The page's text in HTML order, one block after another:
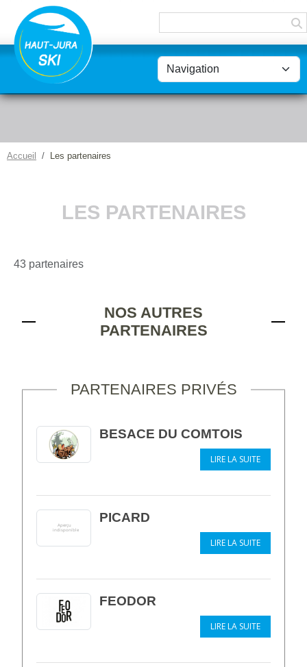
Accueil Les partenaires
LES PARTENAIRES
43 partenaires
NOS AUTRES
PARTENAIRES
PARTENAIRES PRIVÉS
BESACE DU COMTOIS
LIRE LA SUITE
PICARD
LIRE LA SUITE
FEODOR
LIRE LA SUITE
Panneau de gestion des cookies